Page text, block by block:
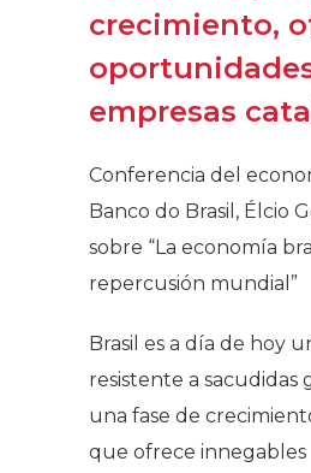
crecimiento,
empresas
Conferencia del
Banco do Brasil, Élcio
sobre “La economía
repercusión mundial”​
Brasil es a día de hoy
resistente a sacudidas
una fase de
que ofrece innegables